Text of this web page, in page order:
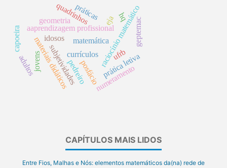
raciocínio matemático
aaprendizagem profissional
prática letiva
currículos
matemática
eja
subjetividades
materiais didáticos
jovens
adultos
idosos
quadrinhos
geometria hq
posfácio
geptemac
numeramento
práticas
ufrb
pedreiro
capoeira
CAPÍTULOS MAIS LIDOS
Entre Fios, Malhas e Nós: elementos matemáticos da(na) rede de